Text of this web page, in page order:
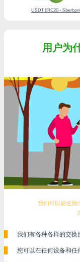
USDT ERC20 -
用户为
我们可以描述我
我们有各种各样的交换
您可以在任何设备和任